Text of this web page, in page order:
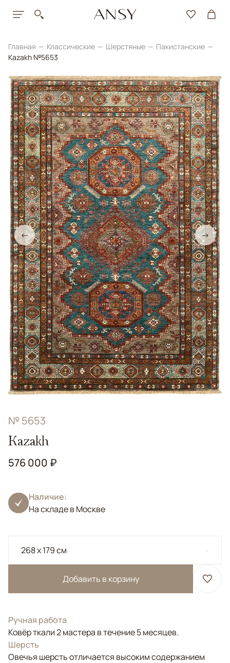
Главная Классические Шерстяные
Пакистанские
Kazakh №5653
← →
№ 5653
Kazakh
576 000 ₽
Наличие:
На складе в Москве
268 x 179 см
Добавить в корзину
Ручная работа
Ковёр ткали 2 мастера в течение 5 месяцев.
Шерсть
Овечья шерсть отличается высоким содержанием